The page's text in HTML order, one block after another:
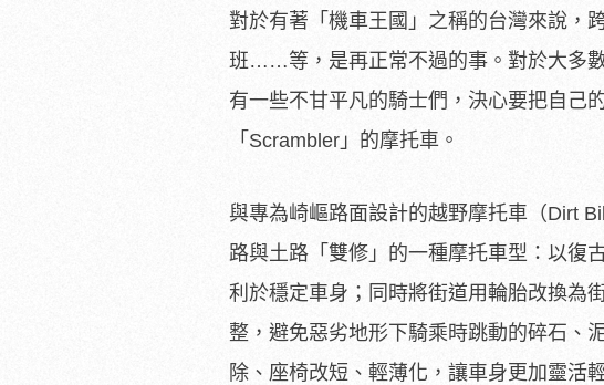
對於有著「機車王國」之稱的台灣來說，
班……等，是再正常不過的事。對於大多
有一些不甘平凡的騎士們，決心要把自己
「Scrambler」的摩托車。
與專為崎嶇路面設計的越野摩托車（Dirt
路與土路「雙修」的一種摩托車型：以復
利於穩定車身；同時將街道用輪胎改換為
整，避免惡劣地形下騎乘時跳動的碎石、
除、座椅改短、輕薄化，讓車身更加靈活